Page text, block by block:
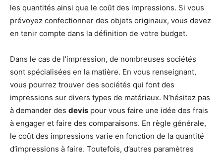
les quantités ainsi que le coût des impressions. Si vous
prévoyez confectionner des objets originaux, vous devez
en tenir compte dans la définition de votre budget.
Dans le cas de l’impression, de nombreuses sociétés
sont spécialisées en la matière. En vous renseignant,
vous pourrez trouver des sociétés qui font des
impressions sur divers types de matériaux. N’hésitez pas
à demander des devis pour vous faire une idée des frais
à engager et faire des comparaisons. En règle générale,
le coût des impressions varie en fonction de la quantité
d’impressions à faire. Toutefois, d’autres paramètres